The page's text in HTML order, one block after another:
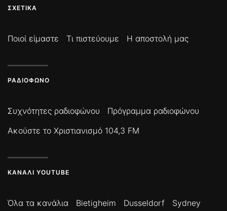
ΣΧΕΤΙΚΆ
Ποιοί είμαστε Τι πιστεύουμε Η αποστολή μας
ΡΑΔΙΌΦΩΝΟ
Συχνότητες ραδιοφώνου
Πρόγραμμα ραδιοφώνου
Ακούστε το Χριστιανισμό 104,3 FM
ΚΑΝΆΛΙ YOUTUBE
Όλα τα κανάλια Bietigheim Dusseldorf
Sydney